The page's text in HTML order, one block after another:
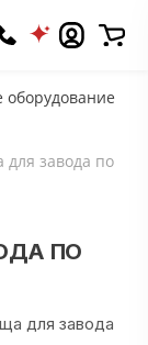
оборудование
завода по
ПО